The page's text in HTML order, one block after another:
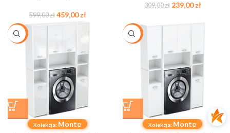
599,00zł 459,00zł
309,00zł 239,00zł
-32%
Kolekcja: Monte
-26%
Kolekcja: Monte